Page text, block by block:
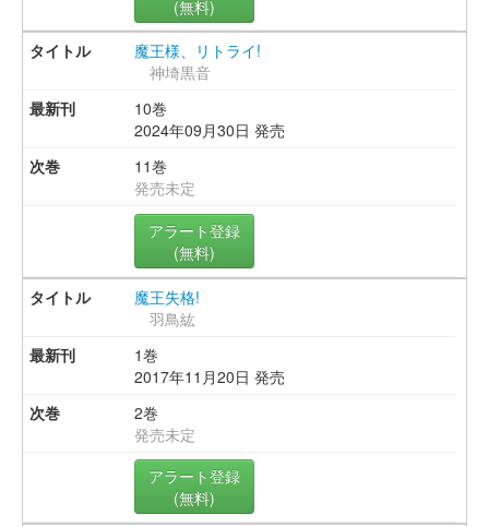
(無料)
魔王様、リトライ!
神埼黒音
10巻
2024年09月30日 発売
11巻
発売未定
アラート登録
(無料)
魔王失格!
羽鳥紘
1巻
2017年11月20日 発売
2巻
発売未定
アラート登録
(無料)